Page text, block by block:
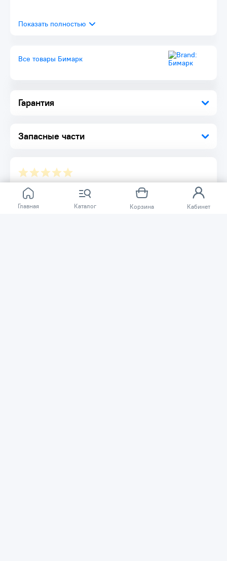
Главная Каталог Корзина Кабинет
Гарантия
Запасные части
Все товары Бимарк
Отзывов ещё нет.
Расскажите о товаре, который приобрели у нас.